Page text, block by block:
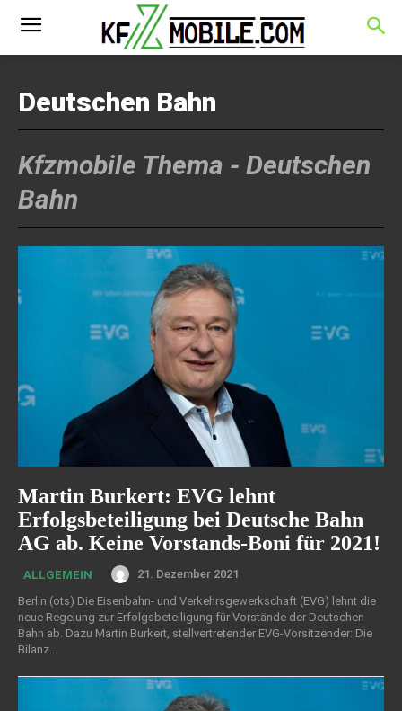
Deutschen Bahn
Kfzmobile Thema - Deutschen
Bahn
Martin Burkert: EVG lehnt
Erfolgsbeteiligung bei Deutsche Bahn
AG ab. Keine Vorstands-Boni für 2021!
ALLGEMEIN
21. Dezember 2021
Berlin (ots) Die Eisenbahn- und Verkehrsgewerkschaft (EVG) lehnt die
neue Regelung zur Erfolgsbeteiligung für Vorstände der Deutschen
Bahn ab. Dazu Martin Burkert, stellvertretender EVG-Vorsitzender: Die
Bilanz...